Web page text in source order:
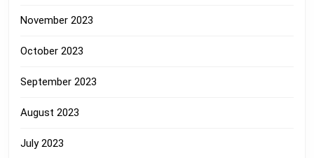
November 2023
October 2023
September 2023
August 2023
July 2023